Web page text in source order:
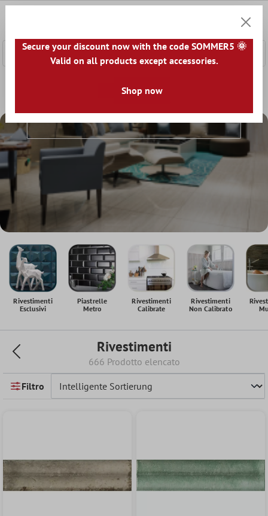
Rivestimenti
Rivestimenti
Esclusivi
Piastrelle
Metro
Rivestimenti
Calibrate
Rivestimenti
Non Calibrato
Rivestimenti
666 Prodotto elencato
Filtro
Secure your discount now with the code SOMMER5 🌞
Valid on all products except accessories.
Shop now